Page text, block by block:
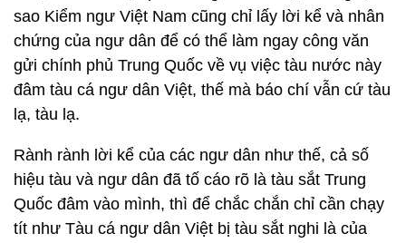
sao Kiểm ngư Việt Nam cũng chỉ lấy lời kể và nhân
chứng của ngư dân để có thể làm ngay công văn
gửi chính phủ Trung Quốc về vụ việc tàu nước này
đâm tàu cá ngư dân Việt, thế mà báo chí vẫn cứ tàu
lạ, tàu lạ.
Rành rành lời kể của các ngư dân như thế, cả số
hiệu tàu và ngư dân đã tố cáo rõ là tàu sắt Trung
Quốc đâm vào mình, thì để chắc chắn chỉ cần chạy
tít như Tàu cá ngư dân Việt bị tàu sắt nghi là của